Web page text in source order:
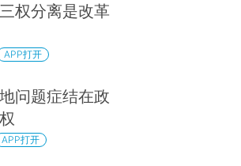
权分离是改革
APP打开
问题症结在政
APP打开